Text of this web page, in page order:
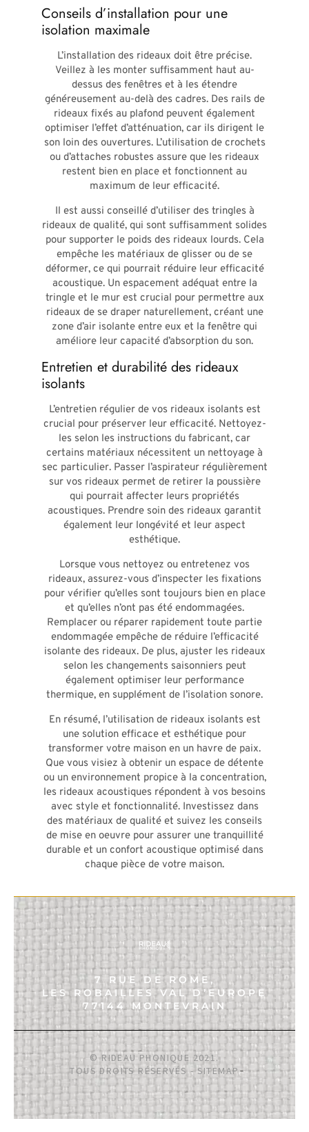
Conseils d’installation pour une
isolation maximale
L’installation des rideaux doit être précise.
Veillez à les monter suffisamment haut au-
dessus des fenêtres et à les étendre
généreusement au-delà des cadres. Des rails de
rideaux fixés au plafond peuvent également
optimiser l’effet d’atténuation, car ils dirigent le
son loin des ouvertures. L’utilisation de crochets
ou d’attaches robustes assure que les rideaux
restent bien en place et fonctionnent au
maximum de leur efficacité.
Il est aussi conseillé d’utiliser des tringles à
rideaux de qualité, qui sont suffisamment solides
pour supporter le poids des rideaux lourds. Cela
empêche les matériaux de glisser ou de se
déformer, ce qui pourrait réduire leur efficacité
acoustique. Un espacement adéquat entre la
tringle et le mur est crucial pour permettre aux
rideaux de se draper naturellement, créant une
zone d’air isolante entre eux et la fenêtre qui
améliore leur capacité d’absorption du son.
Entretien et durabilité des rideaux
isolants
L’entretien régulier de vos rideaux isolants est
crucial pour préserver leur efficacité. Nettoyez-
les selon les instructions du fabricant, car
certains matériaux nécessitent un nettoyage à
sec particulier. Passer l’aspirateur régulièrement
sur vos rideaux permet de retirer la poussière
qui pourrait affecter leurs propriétés
acoustiques. Prendre soin des rideaux garantit
également leur longévité et leur aspect
esthétique.
Lorsque vous nettoyez ou entretenez vos
rideaux, assurez-vous d’inspecter les fixations
pour vérifier qu’elles sont toujours bien en place
et qu’elles n’ont pas été endommagées.
Remplacer ou réparer rapidement toute partie
endommagée empêche de réduire l’efficacité
isolante des rideaux. De plus, ajuster les rideaux
selon les changements saisonniers peut
également optimiser leur performance
thermique, en supplément de l’isolation sonore.
En résumé, l’utilisation de rideaux isolants est
une solution efficace et esthétique pour
transformer votre maison en un havre de paix.
Que vous visiez à obtenir un espace de détente
ou un environnement propice à la concentration,
les rideaux acoustiques répondent à vos besoins
avec style et fonctionnalité. Investissez dans
des matériaux de qualité et suivez les conseils
de mise en oeuvre pour assurer une tranquillité
durable et un confort acoustique optimisé dans
chaque pièce de votre maison.
7 RUE DE ROME,
LES ROBAILLES VAL D’EUROPE
77144 MONTEVRAIN
© RIDEAU PHONIQUE 2021.
TOUS DROITS RÉSERVÉS -SITEMAP